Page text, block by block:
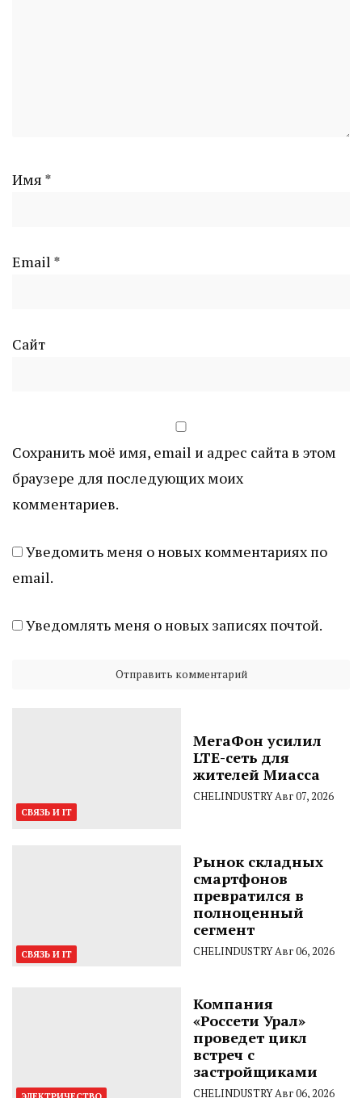
Имя *
Email *
Сайт
Сохранить моё имя, email и адрес сайта в этом
браузере для последующих моих
комментариев.
Уведомить меня о новых комментариях по
email.
Уведомлять меня о новых записях почтой.
СВЯЗЬ И IT
МегаФон усилил
LTE-сеть для
жителей Миасса
CHELINDUSTRYАвг 07, 2026
СВЯЗЬ И IT
Рынок складных
смартфонов
превратился в
полноценный
сегмент
CHELINDUSTRYАвг 06, 2026
Компания
«Россети Урал»
проведет цикл
встреч с
застройщиками
CHELINDUSTRYАвг 06, 2026